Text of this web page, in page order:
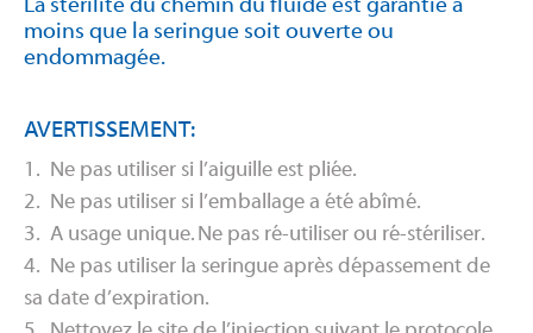
moins que la seringue soit ouverte ou
endommagée.
AVERTISSEMENT:
1. Ne pas utiliser si l’aiguille est pliée.
2. Ne pas utiliser si l’emballage a été abîmé.
3. A usage unique. Ne pas ré-utiliser ou ré-stériliser.
4. Ne pas utiliser la seringue après dépassement de
sa date d’expiration.